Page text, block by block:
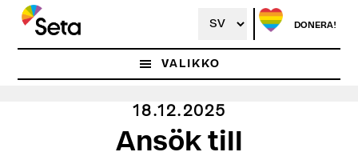
Hoppa
huvudinnehåll
DONERA!
VALIKKO
18.12.2025
Ansök till